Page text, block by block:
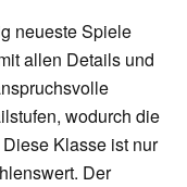
neueste Spiele
allen Details und
wodurch die
Klasse ist nur
Der